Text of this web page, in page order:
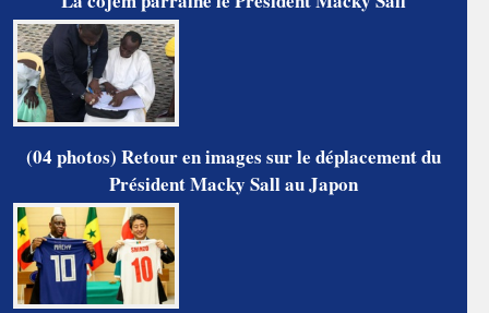
(04 photos) Retour en images sur le déplacement du
Président Macky Sall au Japon